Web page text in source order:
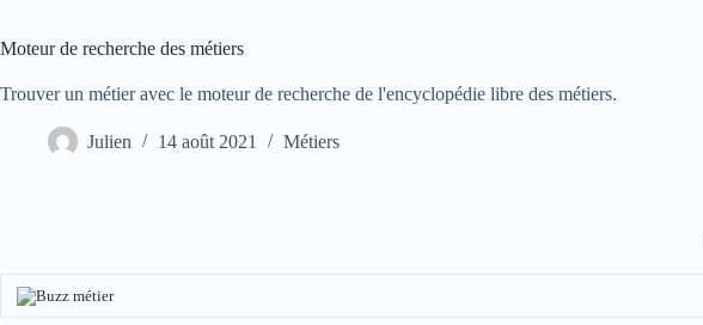
Moteur de recherche des métiers
Trouver un métier avec le moteur de recherche de l'encyclopédie libre des métiers.
Julien 14 août 2021 Métiers